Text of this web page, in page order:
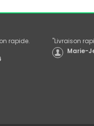
rapide.
"Livraison
Marie-